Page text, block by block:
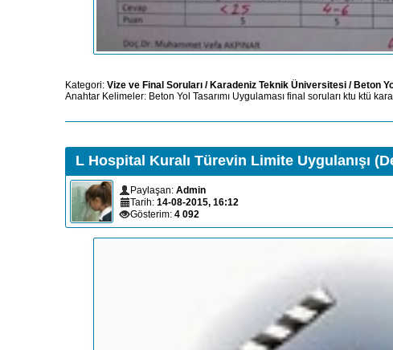
Kategori: Vize ve Final Soruları / Karadeniz Teknik Üniversitesi / Beton
Anahtar Kelimeler: Beton Yol Tasarımı Uygulaması final soruları ktu ktü
L Hospital Kuralı Türevin Limite Uygulanışı
Paylaşan: Admin
Tarih: 14-08-2015, 16:12
Gösterim: 4 092